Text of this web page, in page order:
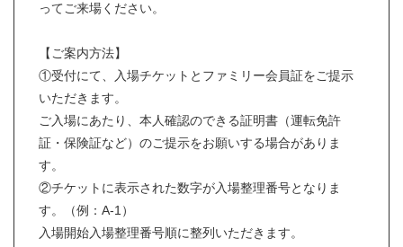
ってご来場ください。
【ご案内方法】
①受付にて、入場チケットとファミリー会員証をご提示
いただきます。
ご入場にあたり、本人確認のできる証明書（運転免許
証・保険証など）のご提示をお願いする場合がありま
す。
②チケットに表示された数字が入場整理番号となりま
す。（例：A-1）
入場開始入場整理番号順に整列いただきます。